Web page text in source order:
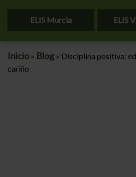
ELIS Murcia ELIS
Inicio » Blog» Disciplina positiva:
cariño